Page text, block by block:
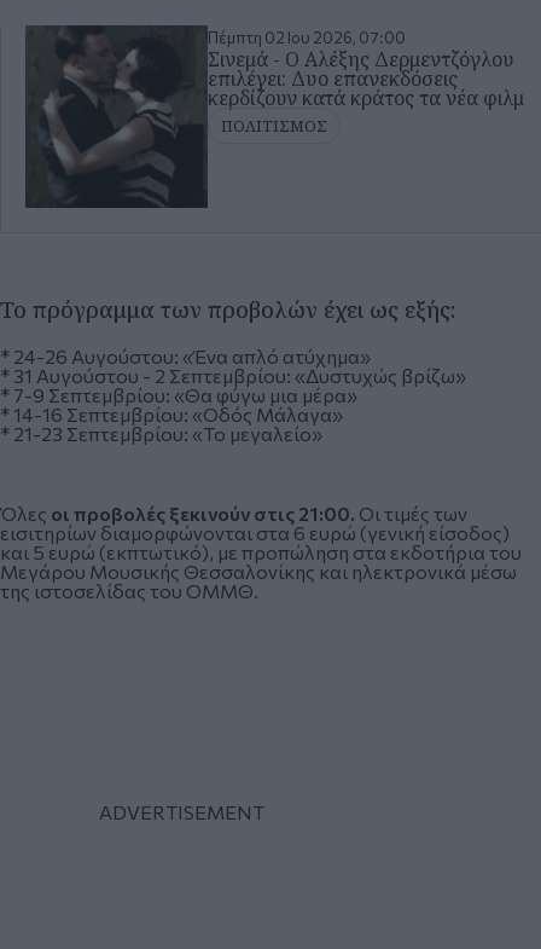
Πέμπτη 02 Ιου 2026, 07:00
Σινεμά - Ο Αλέξης Δερμεντζόγλου
επιλέγει: Δυο επανεκδόσεις
κερδίζουν κατά κράτος τα νέα φιλμ
ΠΟΛΙΤΙΣΜΟΣ
Το πρόγραμμα των προβολών έχει ως εξής:
* 24-26 Αυγούστου: «Ένα απλό ατύχημα»
* 31 Αυγούστου - 2 Σεπτεμβρίου: «Δυστυχώς βρίζω»
* 7-9 Σεπτεμβρίου: «Θα φύγω μια μέρα»
* 14-16 Σεπτεμβρίου: «Οδός Μάλαγα»
* 21-23 Σεπτεμβρίου: «Το μεγαλείο»
Όλες οι προβολές ξεκινούν στις 21:00. Οι τιμές των
εισιτηρίων διαμορφώνονται στα 6 ευρώ (γενική είσοδος)
και 5 ευρώ (εκπτωτικό), με προπώληση στα εκδοτήρια του
Μεγάρου Μουσικής Θεσσαλονίκης και ηλεκτρονικά μέσω
της ιστοσελίδας του ΟΜΜΘ.